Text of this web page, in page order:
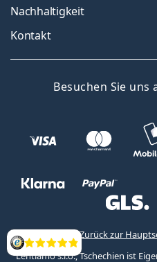
Bewertung
Nachhaltigkeit
Kontakt
Besuchen Sie uns
Zurück zur
Lentiamo s.r.o., Tschechien ist